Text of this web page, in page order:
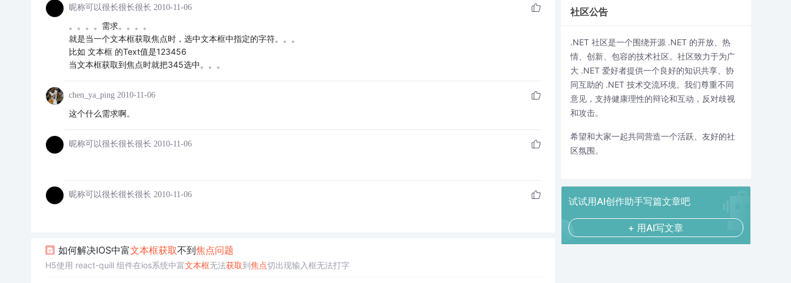
昵称可以很长很长很长 2010-11-06
。。。。需求。。。。
就是当一个文本框获取焦点时，选中文本框中指定的字符。。。
比如 文本框 的Text值是123456
当文本框获取到焦点时就把345选中。。。
chen_ya_ping 2010-11-06
这个什么需求啊。
昵称可以很长很长很长 2010-11-06
昵称可以很长很长很长 2010-11-06
如何解决IOS中富文本框获取不到焦点问题
H5使用 react-quill 组件在ios系统中富文本框无法获取到焦点切出现输入框无法打字
社区公告
.NET 社区是一个围绕开源 .NET 的开放、热
情、创新、包容的技术社区。社区致力于为广
大 .NET 爱好者提供一个良好的知识共享、协
同互助的 .NET 技术交流环境。我们尊重不同
意见，支持健康理性的辩论和互动，反对歧视
和攻击。
希望和大家一起共同营造一个活跃、友好的社
区氛围。
试试用AI创作助手写篇文章吧
+ 用AI写文章